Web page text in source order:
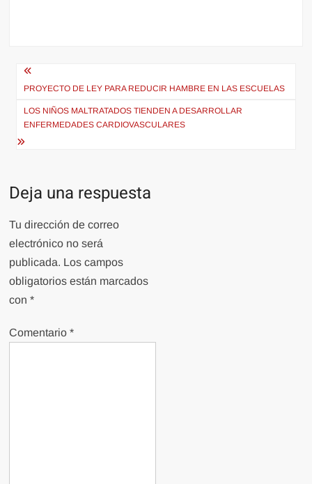
Navegación
de
entradas
PROYECTO DE LEY PARA REDUCIR HAMBRE EN LAS ESCUELAS
LOS NIÑOS MALTRATADOS TIENDEN A DESARROLLAR
ENFERMEDADES CARDIOVASCULARES
Deja una respuesta
Tu dirección de correo
electrónico no será
publicada. Los campos
obligatorios están marcados
con*
Comentario*